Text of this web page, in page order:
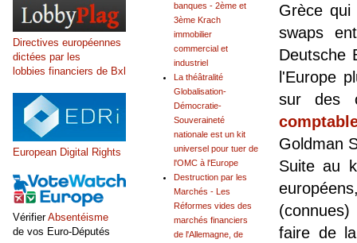
Grèce
swaps
Deutsche
l'Europe
sur des
Goldman
Suite au
faire de
banques - 2ème et
3ème Krach
immobilier
commercial et
industriel
La théâtralité
Globalisation-
Démocratie-
Souveraineté
nationale est un kit
universel pour tuer de
l'OMC à l'Europe
Destruction par les
Marchés - Les
Réformes vides des
marchés financiers
de l'Allemagne, de
Directives européennes
dictées par les
lobbies financiers de Bxl
European Digital Rights
VérifierAbsentéisme
de vos Euro-Députés